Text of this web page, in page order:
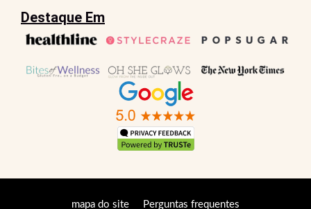
Destaque Em
mapa do site Perguntas frequentes